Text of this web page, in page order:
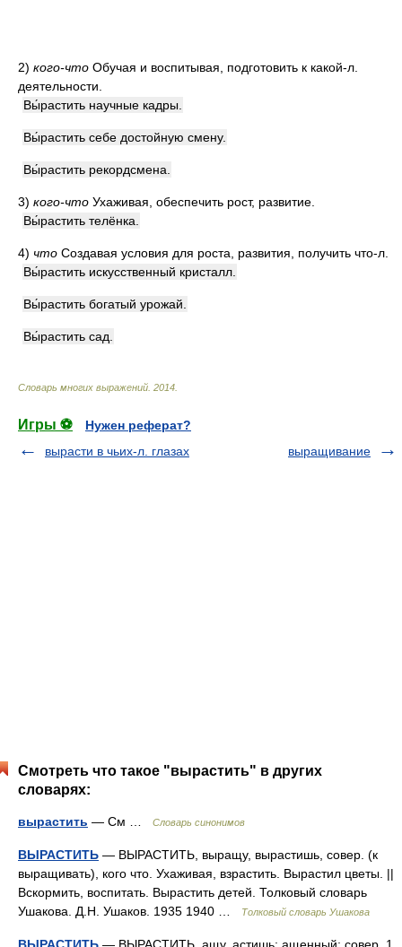
2) кого-что Обучая и воспитывая, подготовить к какой-л.
деятельности.
Вы́растить научные кадры.
Вы́растить себе достойную смену.
Вы́растить рекордсмена.
3) кого-что Ухаживая, обеспечить рост, развитие.
Вы́растить телёнка.
4) что Создавая условия для роста, развития, получить что-л.
Вы́растить искусственный кристалл.
Вы́растить богатый урожай.
Вы́растить сад.
Словарь многих выражений 2014
Игры ⚽
Нужен реферат?
вырасти в чьих-л. глазах
выращивание
Смотреть что такое "вырастить" в других
словарях:
вырастить — См … Словарь синонимов
ВЫРАСТИТЬ — ВЫРАСТИТЬ, выращу, вырастишь, совер. (к
выращивать), кого что. Ухаживая, взрастить. Вырастил цветы. ||
Вскормить, воспитать. Вырастить детей. Толковый словарь
Ушакова. Д.Н. Ушаков. 1935 1940 …
Толковый словарь Ушакова